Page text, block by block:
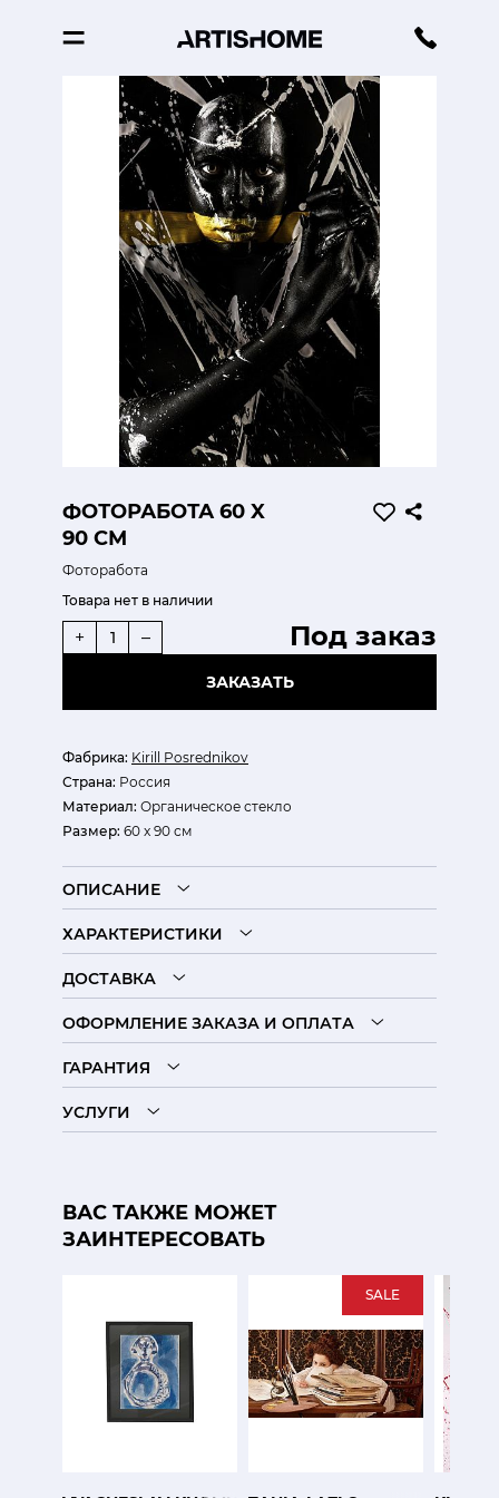
ФОТОРАБОТА 60 X
90 СМ
Фоторабота
Фабрика: Kirill Posrednikov
Страна: Россия
Материал: Органическое стекло
Размер: 60 x 90 см
Товара нет в наличии
Под заказ
+ –
ЗАКАЗАТЬ
ОПИСАНИЕ
ХАРАКТЕРИСТИКИ
ДОСТАВКА
ОФОРМЛЕНИЕ ЗАКАЗА И ОПЛАТА
ГАРАНТИЯ
УСЛУГИ
ВАС ТАКЖЕ МОЖЕТ
ЗАИНТЕРЕСОВАТЬ
SALE